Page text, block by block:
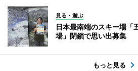
見る・遊ぶ
日本最南端のスキー場「
場」閉鎖で思い出募集
もっと見る